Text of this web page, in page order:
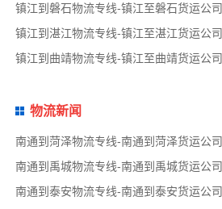
镇江到磐石物流专线-镇江至磐石货运公司
镇江到湛江物流专线-镇江至湛江货运公司
镇江到曲靖物流专线-镇江至曲靖货运公司
物流新闻
南通到菏泽物流专线-南通到菏泽货运公司
南通到禹城物流专线-南通到禹城货运公司
南通到泰安物流专线-南通到泰安货运公司